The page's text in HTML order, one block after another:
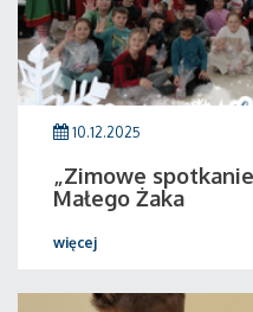
10.12.2025
„Zimowe
Małego Żaka
więcej